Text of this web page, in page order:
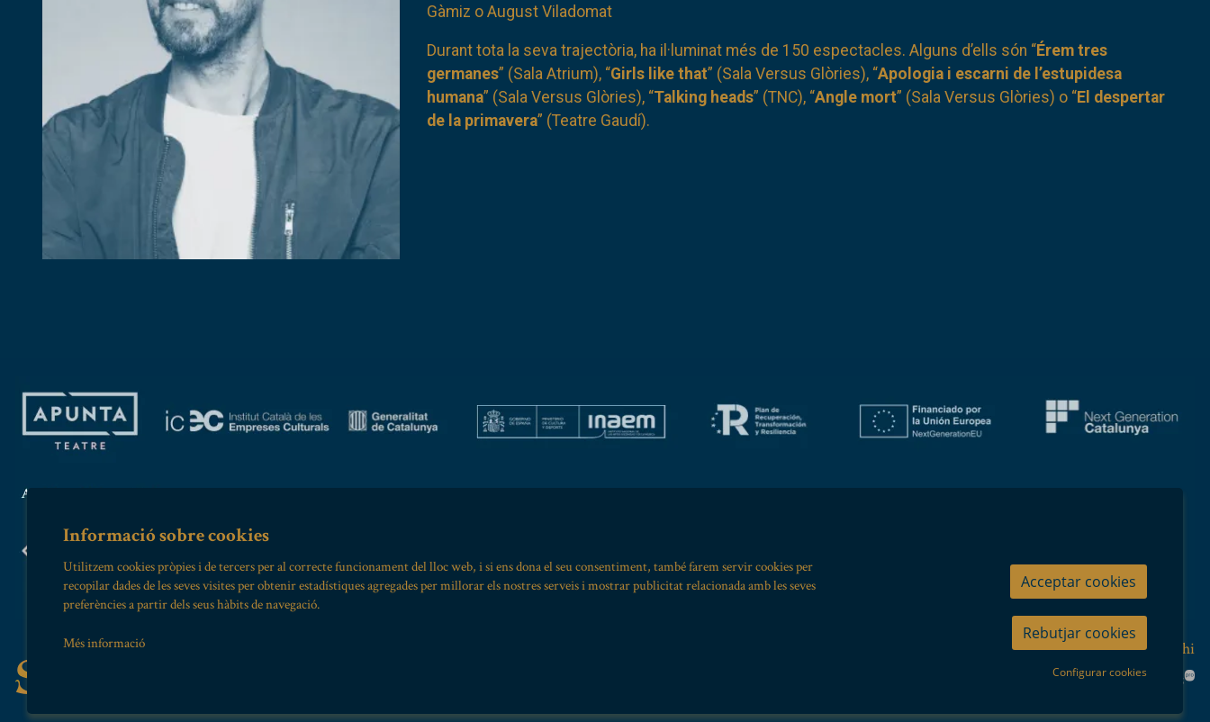
Gàmiz o August Viladomat
Durant tota la seva trajectòria, ha il·luminat més de 150 espectacles. Alguns d’ells són “Érem tres
germanes” (Sala Atrium), “Girls like that” (Sala Versus Glòries), “Apologia i escarni de l’estupidesa
humana” (Sala Versus Glòries), “Talking heads” (TNC), “Angle mort” (Sala Versus Glòries) o “El despertar
de la primavera” (Teatre Gaudí).
Política de cookies | Com arribar-hi
Informació sobre cookies
Utilitzem cookies pròpies i de tercers per al correcte funcionament del lloc web, i si ens dona el seu consentiment, també farem servir cookies per
recopilar dades de les seves visites per obtenir estadístiques agregades per millorar els nostres serveis i mostrar publicitat relacionada amb les seves
preferències a partir dels seus hàbits de navegació.
Més informació
Acceptar cookies
Rebutjar cookies
Configurar cookies